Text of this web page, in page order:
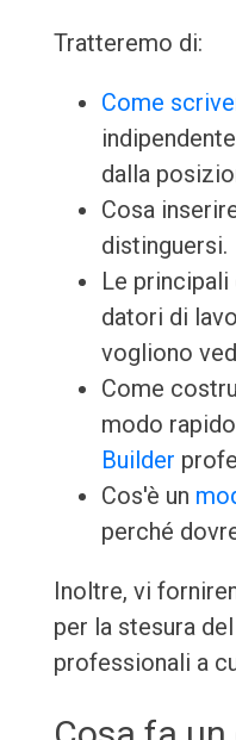
Tratteremo di:
Come
dalla
Cosa
distinguersi.
Le
datori di
vogliono
Come
modo
Builder
Cos'è un
perché
Inoltre, vi
per la stesura
professionali a